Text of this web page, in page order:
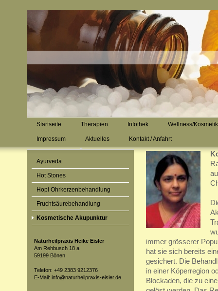
Startseite Therapien Infothek Wellness/Kosmetik
Impressum Aktuelles Kontakt / Anfahrt
Ayurveda
Hot Stones
Hopi Ohrkerzenbehandlung
Fruchtsäurebehandlung
Kosmetische Akupunktur
Naturheilpraxis Heike Eisler
Am Rehbusch 18 a
59199 Bönen
Telefon: +49 2383 9212376
E-Mail: info@naturheilpraxis-eisler.de
immer grösserer
hat sie sich bereits
gesichert. Die
in einer Köperregion
Blockaden, die zu